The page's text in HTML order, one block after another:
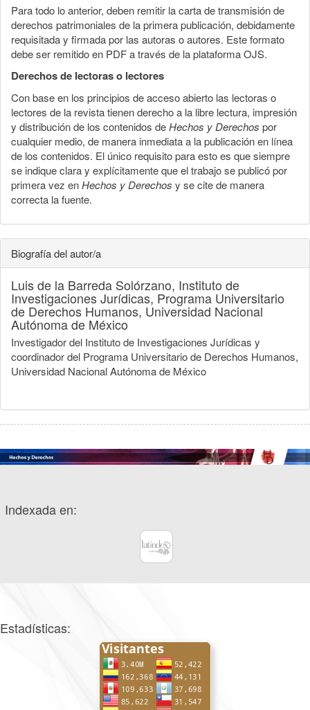
Para todo lo anterior, deben remitir la carta de transmisión de
derechos patrimoniales de la primera publicación, debidamente
requisitada y firmada por las autoras o autores. Este formato
debe ser remitido en PDF a través de la plataforma OJS.
Derechos de lectoras o lectores
Con base en los principios de acceso abierto las lectoras o
lectores de la revista tienen derecho a la libre lectura, impresión
y distribución de los contenidos deHechos y Derechos por
cualquier medio, de manera inmediata a la publicación en línea
de los contenidos. El único requisito para esto es que siempre
se indique clara y explícitamente que el trabajo se publicó por
primera vez enHechos y Derechos y se cite de manera
correcta la fuente.
Biografía del autor/a
Luis de la Barreda Solórzano, Instituto de
Investigaciones Jurídicas, Programa Universitario
de Derechos Humanos, Universidad Nacional
Autónoma de México
Investigador del Instituto de Investigaciones Jurídicas y
coordinador del Programa Universitario de Derechos Humanos,
Universidad Nacional Autónoma de México
Indexada en:
Estadísticas: